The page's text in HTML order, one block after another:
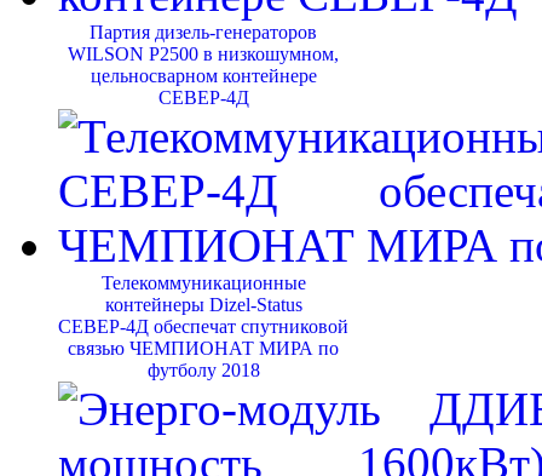
Партия дизель-генераторов
WILSON P2500 в низкошумном,
цельносварном контейнере
СЕВЕР-4Д
Телекоммуникационные
контейнеры Dizel-Status
СЕВЕР-4Д обеспечат спутниковой
связью ЧЕМПИОНАТ МИРА по
футболу 2018